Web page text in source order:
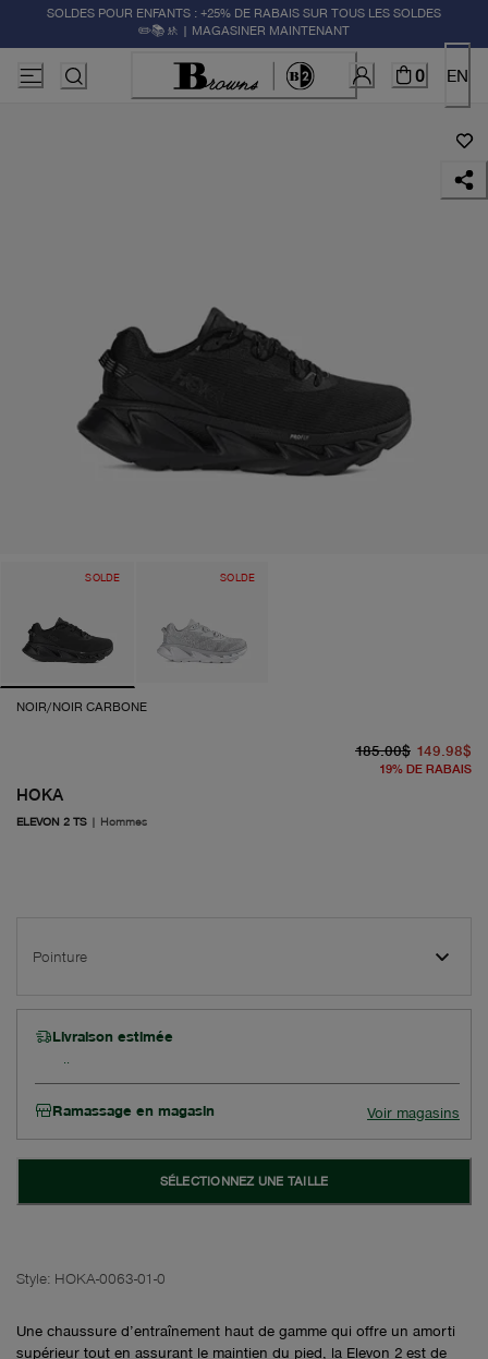
SOLDES POUR ENFANTS : +25% DE RABAIS SUR TOUS LES SOLDES
✏️📚🚸 | MAGASINER MAINTENANT
0 EN
SOLDE SOLDE
NOIR/NOIR CARBONE
HOKA
ELEVON 2 TS | Hommes
185.00$ 149.98$
19% DE RABAIS
Pointure
Livraison estimée
Ramassage en magasin Voir magasins
SÉLECTIONNEZ UNE TAILLE
Style: HOKA-0063-01-0
Une chaussure d’entraînement haut de gamme qui offre un amorti
supérieur tout en assurant le maintien du pied, la Elevon 2 est de